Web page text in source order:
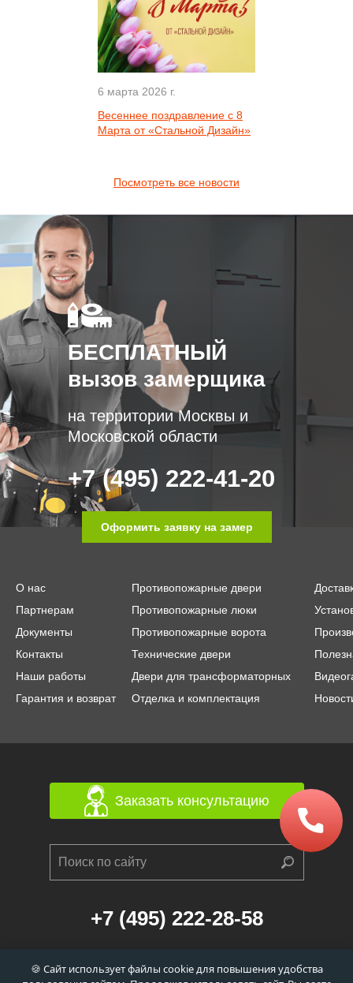
6 марта 2026 г.
Весеннее поздравление с 8
Марта от «Стальной Дизайн»
Посмотреть все новости
БЕСПЛАТНЫЙ
вызов замерщика
на территории Москвы и
Московской области
+7 (495) 222-41-20
Оформить заявку на замер
О нас
Партнерам
Документы
Контакты
Наши работы
Гарантия и возврат
Противопожарные двери
Противопожарные люки
Противопожарные ворота
Технические двери
Двери для трансформаторных
Отделка и комплектация
Заказать консультацию
+7 (495) 222-28-58
к. 1 (станция метро «Сокол», 560м)
🍪 Сайт использует файлы cookie для повышения удобства